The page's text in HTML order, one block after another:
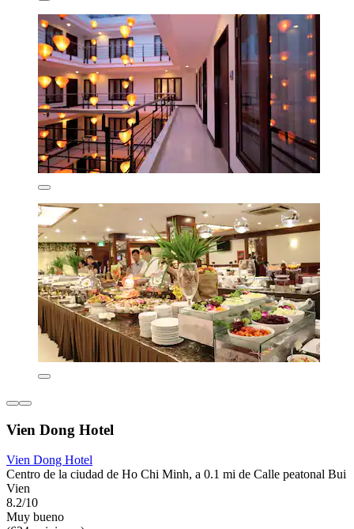
Vien Dong Hotel
Vien Dong Hotel
Centro de la ciudad de Ho Chi Minh, a 0.1 mi de Calle peatonal Bui
Vien
8.2/10
Muy bueno